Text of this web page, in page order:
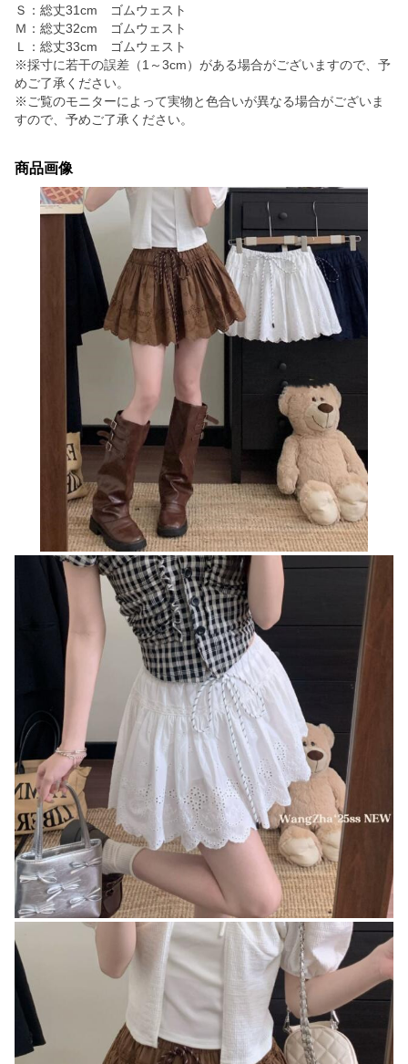
Ｓ：総丈31cm ゴムウェスト
Ｍ：総丈32cm ゴムウェスト
Ｌ：総丈33cm ゴムウェスト
※採寸に若干の誤差（1～3cm）がある場合がございますので、予
めご了承ください。
※ご覧のモニターによって実物と色合いが異なる場合がございま
すので、予めご了承ください。
商品画像